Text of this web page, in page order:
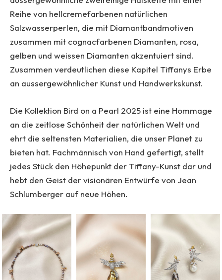
Reihe von hellcremefarbenen natürlichen
Salzwasserperlen, die mit Diamantbandmotiven
zusammen mit cognacfarbenen Diamanten, rosa,
gelben und weissen Diamanten akzentuiert sind.
Zusammen verdeutlichen diese Kapitel Tiffanys Erbe
an aussergewöhnlicher Kunst und Handwerkskunst.
Die Kollektion Bird on a Pearl 2025 ist eine Hommage
an die zeitlose Schönheit der natürlichen Welt und
ehrt die seltensten Materialien, die unser Planet zu
bieten hat. Fachmännisch von Hand gefertigt, stellt
jedes Stück den Höhepunkt der Tiffany-Kunst dar und
hebt den Geist der visionären Entwürfe von Jean
Schlumberger auf neue Höhen.